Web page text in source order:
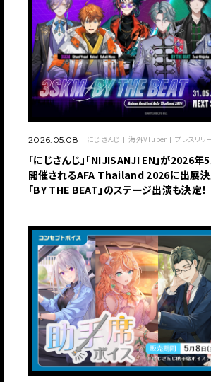
2026.05.08 にじさんじ 海外VTuber プレスリリ
「にじさんじ」「NIJISANJI EN」が2026
開催されるAFA Thailand 2026に出展決定
「BY THE BEAT」のステージ出演も決定！